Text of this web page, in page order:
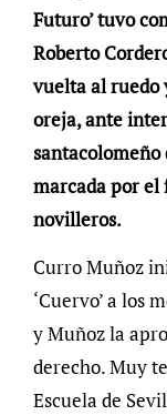
Futuro’ tuvo
Roberto
vuelta al ruedo
oreja, ante
santacolomeño
marcada por el
novilleros.
Curro Muñoz
‘Cuervo’ a los
y Muñoz la
derecho. Muy
Escuela de